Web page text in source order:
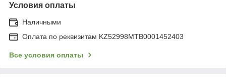
Условия оплаты
Наличными
Оплата по реквизитам KZ52998MTB0001452403
Все условия оплаты